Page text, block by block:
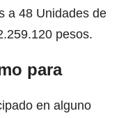
a 48 Unidades de
pesos.
para
en alguno